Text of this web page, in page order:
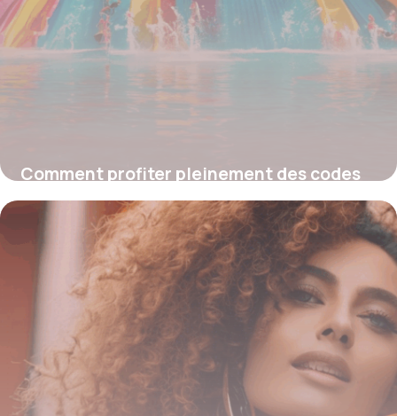
Comment profiter pleinement des codes
promo Plopsaqua pour vos entrées au
parc aquatique
4 juillet 2025